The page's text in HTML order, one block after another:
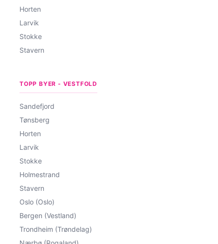
Horten
Larvik
Stokke
Stavern
TOPP BYER - VESTFOLD
Sandefjord
Tønsberg
Horten
Larvik
Stokke
Holmestrand
Stavern
Oslo (Oslo)
Bergen (Vestland)
Trondheim (Trøndelag)